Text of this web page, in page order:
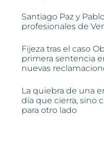
Santiago Paz y
profesionales de
Fijeza tras el caso
primera sentencia
nuevas
La quiebra de una
día que cierra, sino
para otro lado